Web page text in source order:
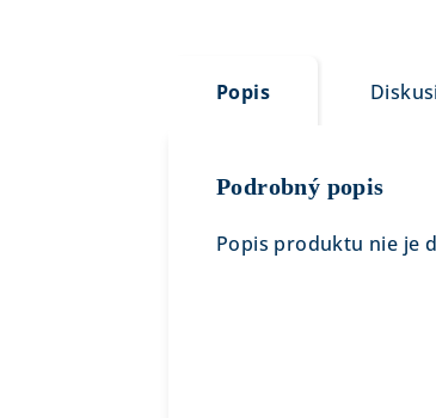
Popis
Podrobný popis
Popis produktu nie je